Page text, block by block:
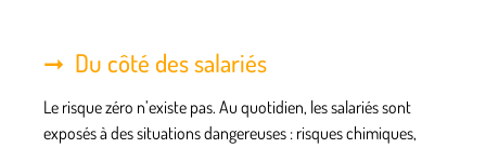
Du côté des salariés
Le risque zéro n’existe pas. Au quotidien, les salariés sont
exposés à des situations dangereuses : risques chimiques,